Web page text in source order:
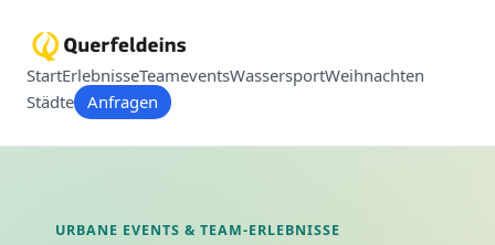
StartErlebnisseTeameventsWassersportWeihnachten
Städte Anfragen
URBANE EVENTS & TEAM-ERLEBNISSE